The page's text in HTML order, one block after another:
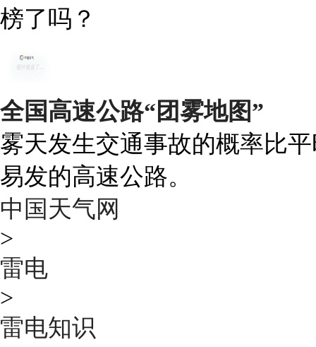
榜了吗？
全国高速公路“团雾地图”
雾天发生交通事故的概率比
易发的高速公路。
中国天气网
>
雷电
>
雷电知识